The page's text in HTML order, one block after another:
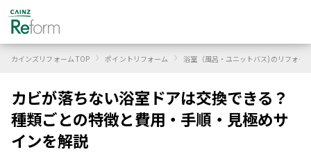
カインズリフォーム TOP › ポイントリフォーム › 浴室（風呂・ユニットバス)のリフォー
カビが落ちない浴室ドアは交換できる？
種類ごとの特徴と費用・手順・見極めサ
インを解説